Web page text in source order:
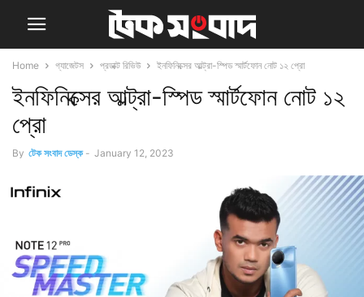
Home গ্যাজেটস প্রডাক্ট রিভিউ ইনফিনিক্সের আল্ট্রা-স্পিড স্মার্টফোন নোট ১২ প্রো
ইনফিনিক্সের আল্ট্রা-স্পিড স্মার্টফোন নোট ১২
প্রো
By টেক সংবাদ ডেস্ক - January 12, 2023